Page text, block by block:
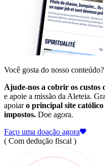
Você gosta do nosso conteúdo?
Ajude-nos a cobrir os custos
e apoie a missão da Aleteia.
apoiaro principal site
impostos. Doe agora.
Faço uma doação agora
( Com dedução fiscal )